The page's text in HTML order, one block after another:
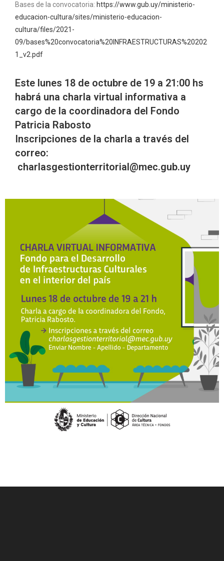
Bases de la convocatoria: https://www.gub.uy/ministerio-
educacion-cultura/sites/ministerio-educacion-
cultura/files/2021-
09/bases%20convocatoria%20INFRAESTRUCTURAS%20202
1_v2.pdf
Este lunes 18 de octubre de 19 a 21:00 hs
habrá una charla virtual informativa a
cargo de la coordinadora del Fondo
Patricia Rabosto
Inscripciones de la charla a través del
correo:
charlasgestionterritorial@mec.gub.uy